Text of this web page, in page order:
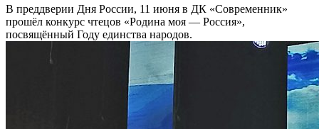
В преддверии Дня России, 11 июня в ДК «Современник»
прошёл конкурс чтецов «Родина моя — Россия»,
посвящённый Году единства народов.